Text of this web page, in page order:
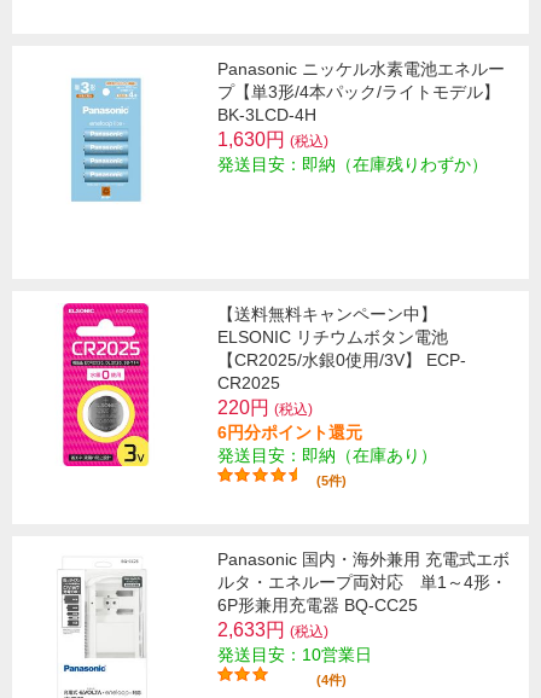
Panasonic ニッケル水素電池エネルー
プ【単3形/4本パック/ライトモデル】
BK-3LCD-4H
1,630円 (税込)
発送目安：即納（在庫残りわずか）
【送料無料キャンペーン中】
ELSONIC リチウムボタン電池
【CR2025/水銀0使用/3V】 ECP-
CR2025
220円 (税込)
6円分ポイント還元
発送目安：即納（在庫あり）
(5件)
Panasonic 国内・海外兼用 充電式エボ
ルタ・エネループ両対応 単1～4形・
6P形兼用充電器 BQ-CC25
2,633円 (税込)
発送目安：10営業日
(4件)